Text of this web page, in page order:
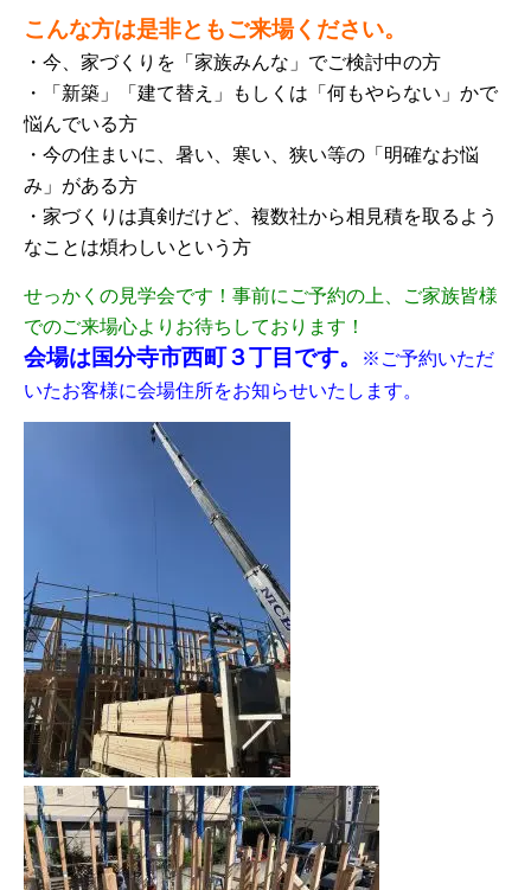
こんな方は是非ともご来場ください。
・今、家づくりを「家族みんな」でご検討中の方
・「新築」「建て替え」もしくは「何もやらない」かで
悩んでいる方
・今の住まいに、暑い、寒い、狭い等の「明確なお悩
み」がある方
・家づくりは真剣だけど、複数社から相見積を取るよう
なことは煩わしいという方
せっかくの見学会です！事前にご予約の上、ご家族皆様
でのご来場心よりお待ちしております！
会場は国分寺市西町３丁目です。
※ご予約いただ
いたお客様に会場住所をお知らせいたします。